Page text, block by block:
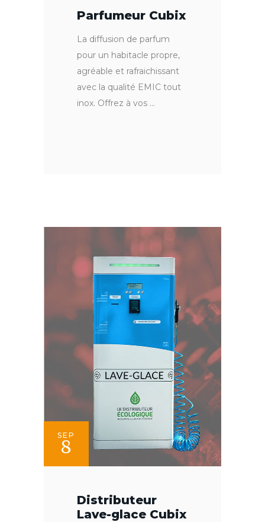
Parfumeur Cubix
La diffusion de parfum
pour un habitacle propre,
agréable et rafraichissant
avec la qualité EMIC tout
inox. Offrez à vos
SEP
8
Distributeur
Lave-glace Cubix